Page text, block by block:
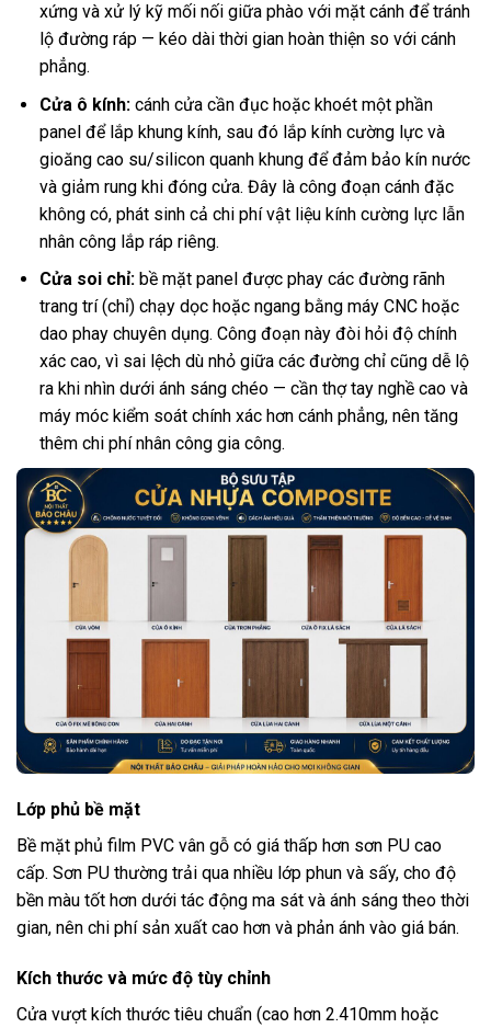
xứng và xử lý kỹ mối nối giữa phào với mặt cánh để tránh
lộ đường ráp — kéo dài thời gian hoàn thiện so với cánh
phẳng.
Cửa ô kính:cánh cửa cần đục hoặc khoét một phần
panel để lắp khung kính, sau đó lắp kính cường lực và
gioăng cao su/silicon quanh khung để đảm bảo kín nước
và giảm rung khi đóng cửa. Đây là công đoạn cánh đặc
không có, phát sinh cả chi phí vật liệu kính cường lực lẫn
nhân công lắp ráp riêng.
Cửa soi chỉ:bề mặt panel được phay các đường rãnh
trang trí (chỉ) chạy dọc hoặc ngang bằng máy CNC hoặc
dao phay chuyên dụng. Công đoạn này đòi hỏi độ chính
xác cao, vì sai lệch dù nhỏ giữa các đường chỉ cũng dễ lộ
ra khi nhìn dưới ánh sáng chéo — cần thợ tay nghề cao và
máy móc kiểm soát chính xác hơn cánh phẳng, nên tăng
thêm chi phí nhân công gia công.
Lớp phủ bề mặt
Bề mặt phủ film PVC vân gỗ có giá thấp hơn sơn PU cao
cấp. Sơn PU thường trải qua nhiều lớp phun và sấy, cho độ
bền màu tốt hơn dưới tác động ma sát và ánh sáng theo thời
gian, nên chi phí sản xuất cao hơn và phản ánh vào giá bán.
Kích thước và mức độ tùy chỉnh
Cửa vượt kích thước tiêu chuẩn (cao hơn 2.410mm hoặc